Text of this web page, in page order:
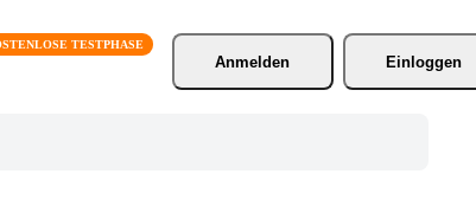
Anmelden
Einloggen